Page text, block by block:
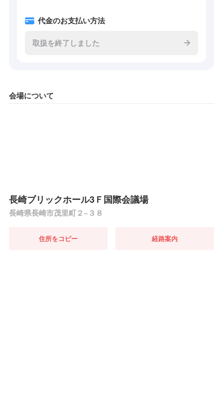
代金のお支払い方法
取扱を終了しました
会場について
長崎ブリックホール3Ｆ国際会議場
長崎県長崎市茂里町２−３８
住所をコピー 経路案内